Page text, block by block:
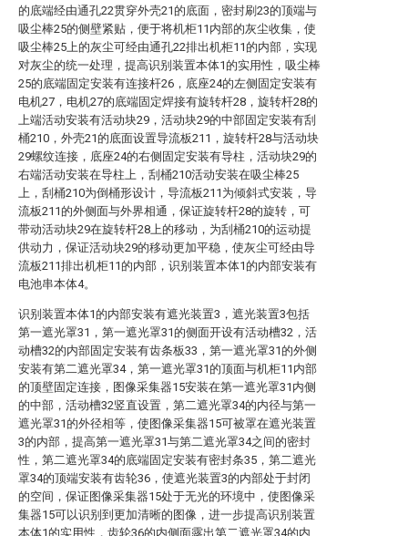
的底端经由通孔22贯穿外壳21的底面，密封刷23的顶端与
吸尘棒25的侧壁紧贴，便于将机柜11内部的灰尘收集，使
吸尘棒25上的灰尘可经由通孔22排出机柜11的内部，实现
对灰尘的统一处理，提高识别装置本体1的实用性，吸尘棒
25的底端固定安装有连接杆26，底座24的左侧固定安装有
电机27，电机27的底端固定焊接有旋转杆28，旋转杆28的
上端活动安装有活动块29，活动块29的中部固定安装有刮
桶210，外壳21的底面设置导流板211，旋转杆28与活动块
29螺纹连接，底座24的右侧固定安装有导柱，活动块29的
右端活动安装在导柱上，刮桶210活动安装在吸尘棒25
上，刮桶210为倒桶形设计，导流板211为倾斜式安装，导
流板211的外侧面与外界相通，保证旋转杆28的旋转，可
带动活动块29在旋转杆28上的移动，为刮桶210的运动提
供动力，保证活动块29的移动更加平稳，使灰尘可经由导
流板211排出机柜11的内部，识别装置本体1的内部安装有
电池串本体4。
识别装置本体1的内部安装有遮光装置3，遮光装置3包括
第一遮光罩31，第一遮光罩31的侧面开设有活动槽32，活
动槽32的内部固定安装有齿条板33，第一遮光罩31的外侧
安装有第二遮光罩34，第一遮光罩31的顶面与机柜11内部
的顶壁固定连接，图像采集器15安装在第一遮光罩31内侧
的中部，活动槽32竖直设置，第二遮光罩34的内径与第一
遮光罩31的外径相等，使图像采集器15可被罩在遮光装置
3的内部，提高第一遮光罩31与第二遮光罩34之间的密封
性，第二遮光罩34的底端固定安装有密封条35，第二遮光
罩34的顶端安装有齿轮36，使遮光装置3的内部处于封闭
的空间，保证图像采集器15处于无光的环境中，使图像采
集器15可以识别到更加清晰的图像，进一步提高识别装置
本体1的实用性，齿轮36的内侧面露出第二遮光罩34的内